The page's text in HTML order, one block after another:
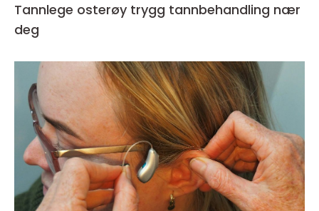
Tannlege osterøy trygg tannbehandling nær
deg